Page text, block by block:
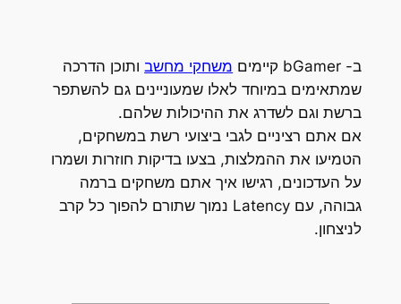
ב- bGamer קיימים משחקי מחשבותוכן הדרכה
שמתאימים במיוחד לאלו שמעוניינים גם להשתפר
ברשת וגם לשדרג את ההיכולות שלהם.
אם אתם רציניים לגבי ביצועי רשת במשחקים,
הטמיעו את ההמלצות, בצעו בדיקות חוזרות ושמרו
על העדכונים, רגישו איך אתם משחקים ברמה
גבוהה, עם Latency נמוך שתורם להפוך כל קרב
לניצחון.